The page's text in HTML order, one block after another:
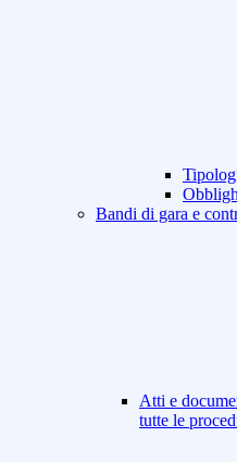
Bandi di gara e
Atti e
tutte le